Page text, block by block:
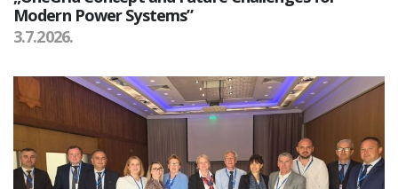
Modern Power Systems”
3.7.2026.